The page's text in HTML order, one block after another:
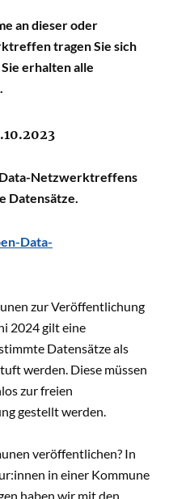
an dieser oder
tragen Sie sich
erhalten alle
Data-Netzwerktreffens
Datensätze.
Data-
zur Veröffentlichung
2024 gilt eine
Datensätze als
werden. Diese müssen
zur freien
gestellt werden.
veröffentlichen? In
in einer Kommune
haben wir mit den